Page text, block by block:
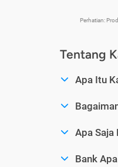
Perhatian:
Tentang
Apa Itu
Apa Saja
Bank